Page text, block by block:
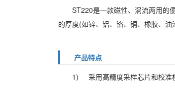
ST220是一款磁性、涡流两用的
的厚度(如锌、铝、铬、铜、橡胶、
产品特点
1) 采用高精度采样芯片和校准